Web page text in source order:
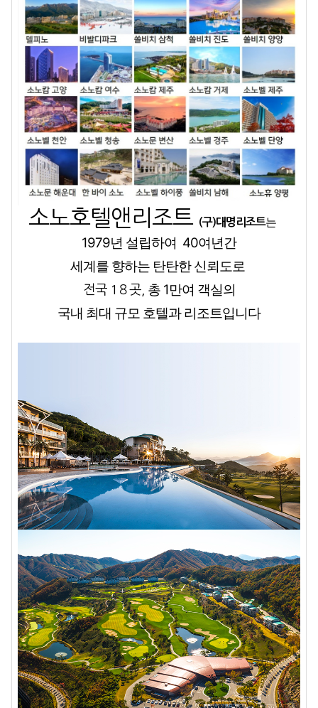
소노호텔앤리조트 (구)대명리조트는
1979년 설립하여 40여년간
세계를 향하는 탄탄한 신뢰도로
전국 1８곳, 총 1만여 객실의
국내 최대 규모 호텔과 리조트입니다